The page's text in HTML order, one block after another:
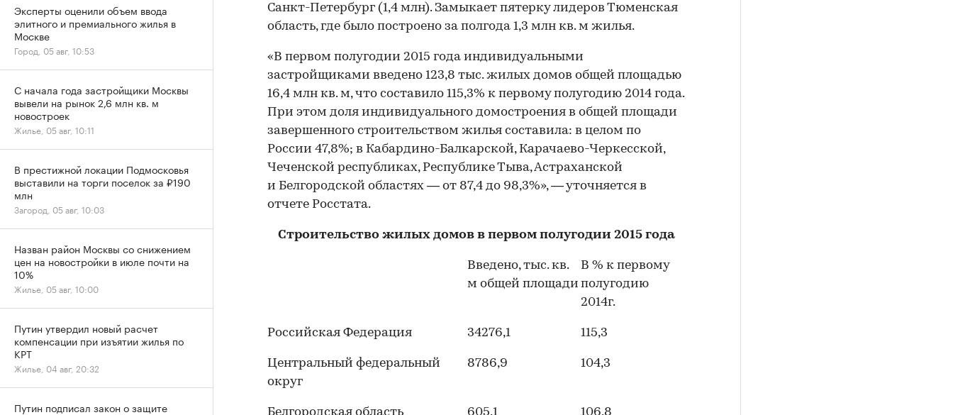
Санкт-Петербург (1,4 млн). Замыкает пятерку лидеров Тюменская
область, где было построено за полгода 1,3 млн кв. м жилья.
«В первом полугодии 2015 года индивидуальными
застройщиками введено 123,8 тыс. жилых домов общей площадью
16,4 млн кв. м, что составило 115,3% к первому полугодию 2014 года.
При этом доля индивидуального домостроения в общей площади
завершенного строительством жилья составила: в целом по
России 47,8%; в Кабардино-Балкарской, Карачаево-Черкесской,
Чеченской республиках, Республике Тыва, Астраханской
и Белгородской областях — от 87,4 до 98,3%», — уточняется в
отчете Росстата.
Строительство жилых домов в первом полугодии 2015 года
Введено, тыс. кв.
м общей площади
В % к первому
полугодию
2014г.
Российская Федерация 34276,1 115,3
Центральный федеральный
округ
8786,9 104,3
Эксперты оценили объем ввода
элитного и премиального жилья в
Москве
Город, 05 авг, 10:53
С начала года застройщики Москвы
вывели на рынок 2,6 млн кв. м
новостроек
Жилье, 05 авг, 10:11
В престижной локации Подмосковья
выставили на торги поселок за ₽190
млн
Загород, 05 авг, 10:03
Назван район Москвы со снижением
цен на новостройки в июле почти на
10%
Жилье, 05 авг, 10:00
Путин утвердил новый расчет
компенсации при изъятии жилья по
КРТ
Жилье, 04 авг, 20:32
Путин подписал закон о защите